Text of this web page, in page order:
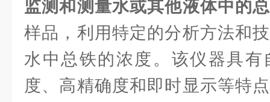
监测和测量水或其他液体中的
样品，利用特定的分析方法和
水中总铁的浓度。该仪器具
度、高精确度和即时显示等特